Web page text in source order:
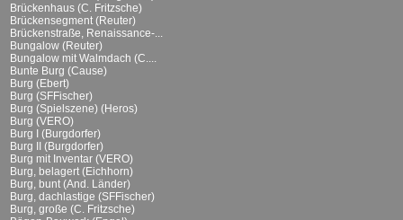
Brückenhaus (C. Fritzsche)
Brückensegment (Reuter)
Brückenstraße, Renaissance-...
Bungalow (Reuter)
Bungalow mit Walmdach (C....
Bunte Burg (Cause)
Burg (Ebert)
Burg (SFFischer)
Burg (Spielszene) (Heros)
Burg (VERO)
Burg I (Burgdorfer)
Burg II (Burgdorfer)
Burg mit Inventar (VERO)
Burg, belagert (Eichhorn)
Burg, bunt (And. Länder)
Burg, dachlastige (SFFischer)
Burg, große (C. Fritzsche)